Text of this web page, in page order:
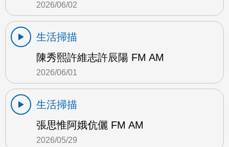
2026/06/02
生活掃描
陳秀熙許維志許辰陽 FM AM
2026/06/01
生活掃描
張思惟阿娥伉儷 FM AM
2026/05/29